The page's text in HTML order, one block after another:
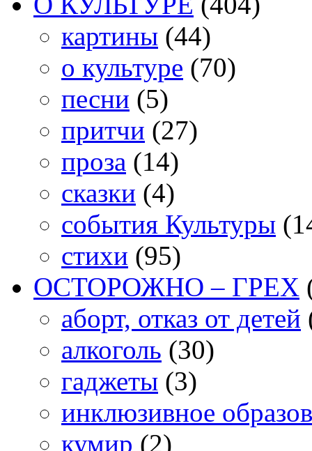
картины (44)
о культуре (70)
песни (5)
притчи (27)
проза (14)
сказки (4)
события Культуры
стихи (95)
ОСТОРОЖНО – ГРЕХ
аборт, отказ от детей
алкоголь (30)
гаджеты (3)
инклюзивное
кумир (2)